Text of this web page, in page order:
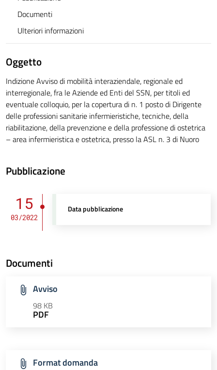
Documenti
Ulteriori informazioni
Oggetto
Indizione Avviso di mobilità interaziendale, regionale ed
interregionale, fra le Aziende ed Enti del SSN, per titoli ed
eventuale colloquio, per la copertura di n. 1 posto di Dirigente
delle professioni sanitarie infermieristiche, tecniche, della
riabilitazione, della prevenzione e della professione di ostetrica
– area infermieristica e ostetrica, presso la ASL n. 3 di Nuoro
Pubblicazione
15
03/2022
Data pubblicazione
Documenti
Avviso
98 KB
PDF
Format domanda